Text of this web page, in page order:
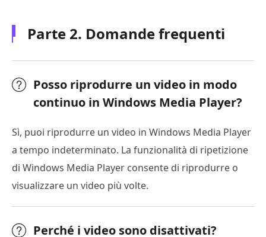
Parte 2. Domande frequenti
Posso riprodurre un video in modo
continuo in Windows Media Player?
Sì, puoi riprodurre un video in Windows Media Player
a tempo indeterminato. La funzionalità di ripetizione
di Windows Media Player consente di riprodurre o
visualizzare un video più volte.
Perché i video sono disattivati?